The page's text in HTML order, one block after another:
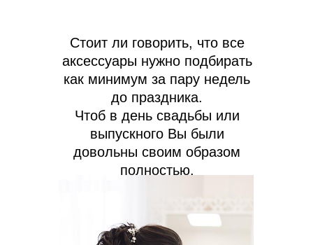
Стоит ли говорить, что все
аксессуары нужно подбирать
как минимум за пару недель
до праздника.
Чтоб в день свадьбы или
выпускного Вы были
довольны своим образом
полностью.